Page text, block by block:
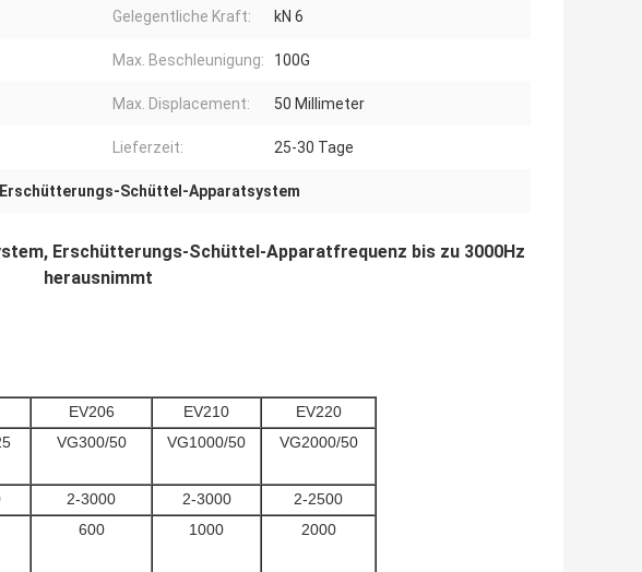
Gelegentliche Kraft: kN 6
Max. Beschleunigung: 100G
Max. Displacement: 50 Millimeter
Lieferzeit: 25-30 Tage
Erschütterungs-Schüttel-Apparatsystem
Erschütterungs-Schüttel-Apparatfrequenz bis zu 3000Hz
herausnimmt
EV206 EV210
EV220
VG300/50 VG1000/50 VG2000/50
2-3000 2-3000
2-2500
600 1000 2000